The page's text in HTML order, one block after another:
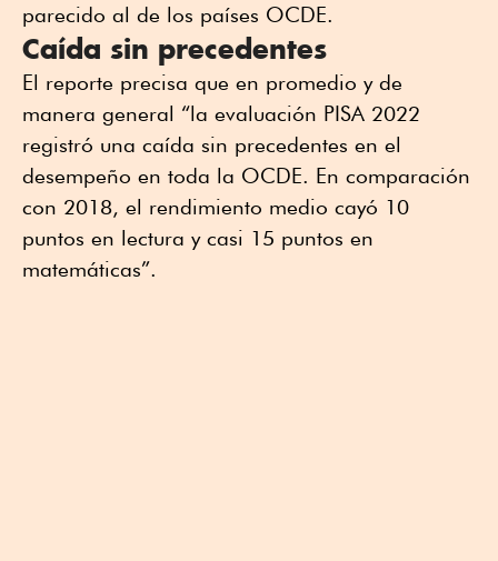
parecido al de los países OCDE.
Caída sin precedentes
El reporte precisa que en promedio y de
manera general “la evaluación PISA 2022
registró una caída sin precedentes en el
desempeño en toda la OCDE. En comparación
con 2018, el rendimiento medio cayó 10
puntos en lectura y casi 15 puntos en
matemáticas”.